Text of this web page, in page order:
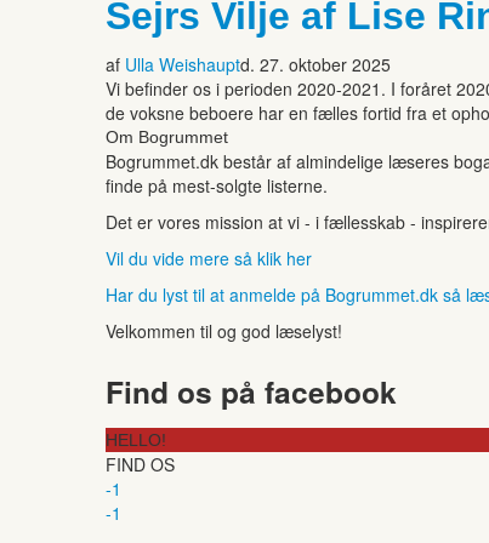
Sejrs Vilje af Lise
af Ulla Weishauptd. 27. oktober 2025
Vi befinder os i perioden 2020-2021. I foråret
de voksne beboere har en fælles fortid fra et
Om Bogrummet
Bogrummet.dk består af almindelige læseres
finde på mest-solgte listerne.
Det er vores mission at vi - i fællesskab -
Vil du vide mere så klik her
Har du lyst til at anmelde på Bogrummet.dk så
Velkommen til og god læselyst!
Find os på facebook
HELLO!
FIND OS
-1
-1